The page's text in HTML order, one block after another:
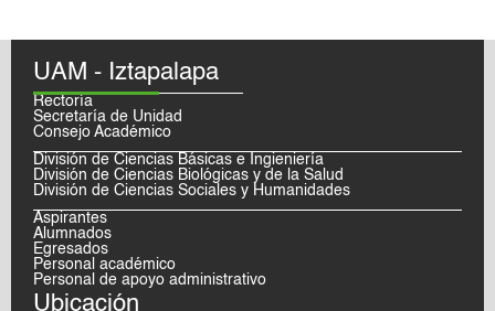
UAM - Iztapalapa
Rectoría
Secretaría de Unidad
Consejo Académico
División de Ciencias Básicas e Ingieniería
División de Ciencias Biológicas y de la Salud
División de Ciencias Sociales y Humanidades
Aspirantes
Alumnados
Egresados
Personal académico
Personal de apoyo administrativo
Ubicación